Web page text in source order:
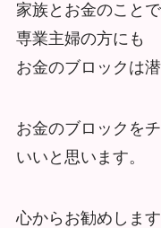
家族とお金のこと
専業主婦の方にも
お金のブロックは
お金のブロックを
いいと思います。
心からお勧めします